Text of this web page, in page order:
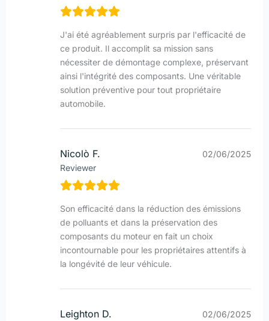
J'ai été agréablement surpris par l'efficacité de
ce produit. Il accomplit sa mission sans
nécessiter de démontage complexe, préservant
ainsi l'intégrité des composants. Une véritable
solution préventive pour tout propriétaire
automobile.
Nicolò F.
Reviewer
02/06/2025
Son efficacité dans la réduction des émissions
de polluants et dans la préservation des
composants du moteur en fait un choix
incontournable pour les propriétaires attentifs à
la longévité de leur véhicule.
Leighton D. 02/06/2025